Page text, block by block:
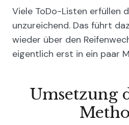
Viele ToDo-Listen erfüllen
unzureichend. Das führt
wieder über den
eigentlich erst in ein paar
Umsetzung